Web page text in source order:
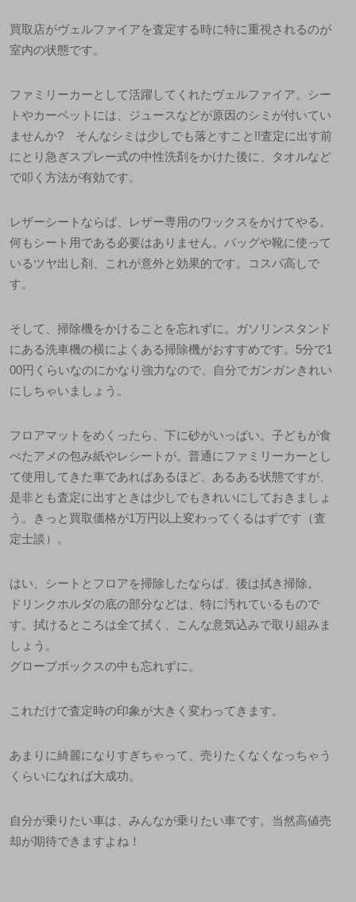
買取店がヴェルファイアを査定する時に特に重視されるのが
室内の状態です。
ファミリーカーとして活躍してくれたヴェルファイア。シー
トやカーペットには、ジュースなどが原因のシミが付いてい
ませんか? そんなシミは少しでも落とすこと!!査定に出す前
にとり急ぎスプレー式の中性洗剤をかけた後に、タオルなど
で叩く方法が有効です。
レザーシートならば、レザー専用のワックスをかけてやる。
何もシート用である必要はありません。バッグや靴に使って
いるツヤ出し剤、これが意外と効果的です。コスパ高しで
す。
そして、掃除機をかけることを忘れずに。ガソリンスタンド
にある洗車機の横によくある掃除機がおすすめです。5分で1
00円くらいなのにかなり強力なので、自分でガンガンきれい
にしちゃいましょう。
フロアマットをめくったら、下に砂がいっぱい。子どもが食
べたアメの包み紙やレシートが。普通にファミリーカーとし
て使用してきた車であればあるほど、あるある状態ですが、
是非とも査定に出すときは少しでもきれいにしておきましょ
う。きっと買取価格が1万円以上変わってくるはずです（査
定士談）。
はい、シートとフロアを掃除したならば、後は拭き掃除。
ドリンクホルダの底の部分などは、特に汚れているもので
す。拭けるところは全て拭く、こんな意気込みで取り組みま
しょう。
グローブボックスの中も忘れずに。
これだけで査定時の印象が大きく変わってきます。
あまりに綺麗になりすぎちゃって、売りたくなくなっちゃう
くらいになれば大成功。
自分が乗りたい車は、みんなが乗りたい車です。当然高値売
却が期待できますよね！